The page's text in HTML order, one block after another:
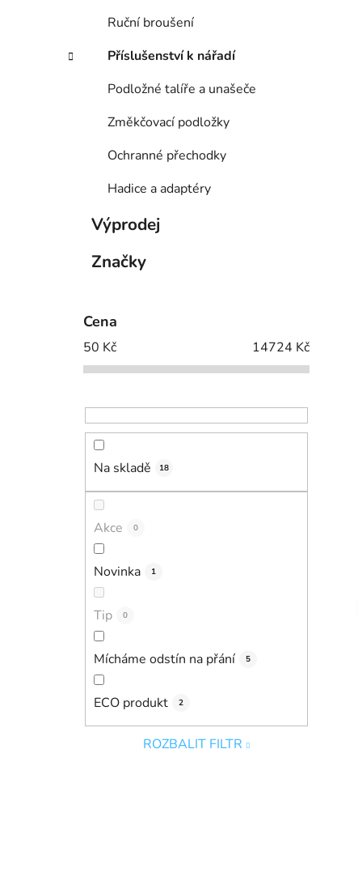
Ruční broušení
Příslušenství k nářadí
Podložné talíře a unašeče
Změkčovací podložky
Ochranné přechodky
Hadice a adaptéry
Výprodej
Značky
Cena
50 Kč 14724 Kč
Na skladě 18
Akce 0
Novinka 1
Tip 0
Mícháme odstín na přání 5
ECO produkt 2
ROZBALIT FILTR